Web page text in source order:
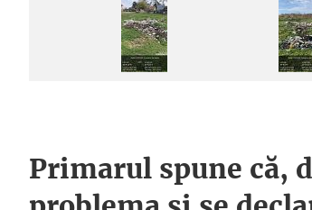
Primarul spune că,